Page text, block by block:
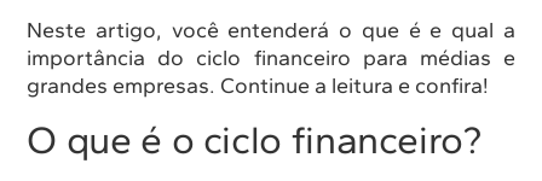
Neste artigo, você entenderá o que é e qual a
importância do ciclo financeiro para médias e
grandes empresas. Continue a leitura e confira!
O que é o ciclo financeiro?